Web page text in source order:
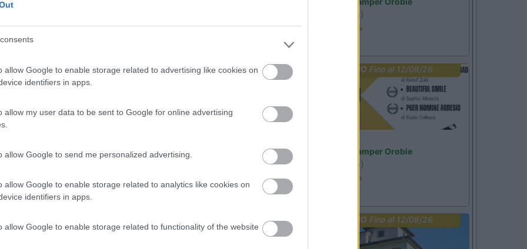
allow Google to enable storage related to advertising like cookies on
identifiers in apps.
allow my user data to be sent to Google for online advertising
allow Google to send me personalized advertising.
allow Google to enable storage related to analytics like cookies on
identifiers in apps.
allow Google to enable storage related to functionality of the website
del Mare
9,3
Posizione
(MO) - 32.2km
di Canossa, 34
(BG)
Ardesio in scatola
PROMO Fino al 12/08/26
Area Sosta Camper Orobie
(BG)
Estate in cineteca
PROMO Fino al 12/08/26